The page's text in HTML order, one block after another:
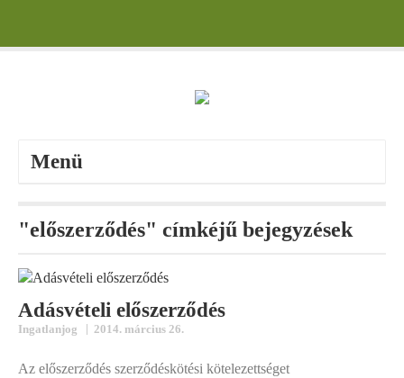
Menü
"előszerződés" címkéjű bejegyzések
Adásvételi előszerződés
Ingatlanjog | 2014. március 26.
Az előszerződés szerződéskötési kötelezettséget